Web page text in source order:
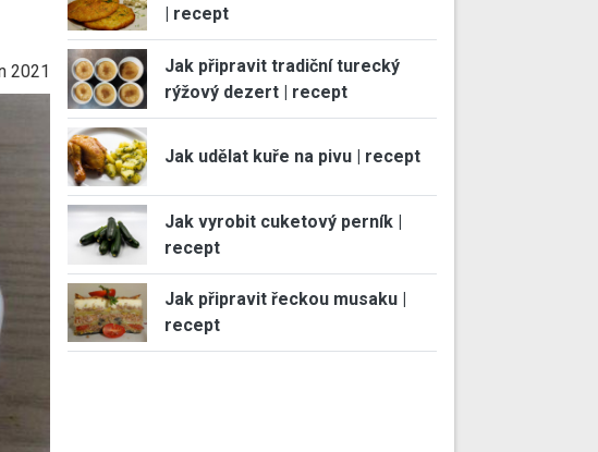
2021
| recept
Jak připravit tradiční turecký
rýžový dezert | recept
Jak udělat kuře na pivu | recept
Jak vyrobit cuketový perník |
recept
Jak připravit řeckou musaku |
recept